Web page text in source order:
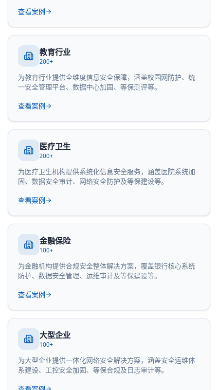
查看案例
教育行业
200+
为教育行业提供全维度信息安全保障，涵盖校园网防护、统
一安全管理平台、数据中心加固、等保测评等。
查看案例
医疗卫生
200+
为医疗卫生机构提供系统化信息安全服务，涵盖医院系统加
固、数据安全审计、网络安全防护及等保建设等。
查看案例
金融保险
100+
为金融机构提供合规安全整体解决方案，覆盖银行核心系统
防护、数据安全管理、运维审计及等保建设等。
查看案例
大型企业
100+
为大型企业提供一体化网络安全解决方案，涵盖安全运维体
系建设、工控安全加固、等保合规及日志审计等。